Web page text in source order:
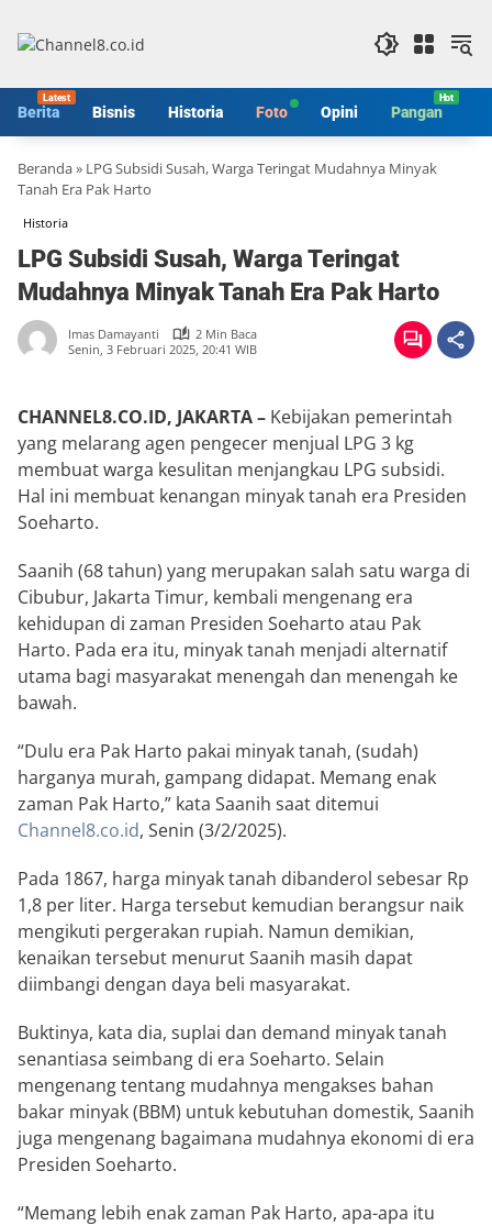
konten
Berita Bisnis Historia Foto Opini Pangan
Beranda» LPG Subsidi Susah, Warga Teringat Mudahnya Minyak
Tanah Era Pak Harto
Historia
LPG Subsidi Susah, Warga Teringat
Mudahnya Minyak Tanah Era Pak Harto
Imas Damayanti
2 Min Baca
Senin, 3 Februari 2025, 20:41 WIB
CHANNEL8.CO.ID, JAKARTA – Kebijakan pemerintah
yang melarang agen pengecer menjual LPG 3 kg
membuat warga kesulitan menjangkau LPG subsidi.
Hal ini membuat kenangan minyak tanah era Presiden
Soeharto.
Saanih (68 tahun) yang merupakan salah satu warga di
Cibubur, Jakarta Timur, kembali mengenang era
kehidupan di zaman Presiden Soeharto atau Pak
Harto. Pada era itu, minyak tanah menjadi alternatif
utama bagi masyarakat menengah dan menengah ke
bawah.
“Dulu era Pak Harto pakai minyak tanah, (sudah)
harganya murah, gampang didapat. Memang enak
zaman Pak Harto,” kata Saanih saat ditemui
Channel8.co.id, Senin (3/2/2025).
Pada 1867, harga minyak tanah dibanderol sebesar Rp
1,8 per liter. Harga tersebut kemudian berangsur naik
mengikuti pergerakan rupiah. Namun demikian,
kenaikan tersebut menurut Saanih masih dapat
diimbangi dengan daya beli masyarakat.
Buktinya, kata dia, suplai dan demand minyak tanah
senantiasa seimbang di era Soeharto. Selain
mengenang tentang mudahnya mengakses bahan
bakar minyak (BBM) untuk kebutuhan domestik, Saanih
juga mengenang bagaimana mudahnya ekonomi di era
Presiden Soeharto.
“Memang lebih enak zaman Pak Harto, apa-apa itu